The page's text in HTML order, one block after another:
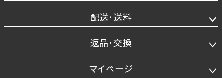
配送・送料
返品・交換
マイページ